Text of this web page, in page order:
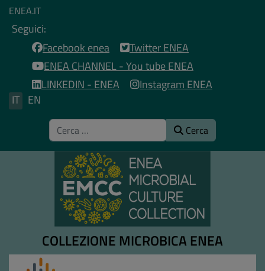
ENEA.IT
Seguici:
Facebook enea
Twitter ENEA
ENEA CHANNEL - You tube ENEA
LINKEDIN - ENEA
Instagram ENEA
Seleziona la tua lingua
IT EN
Cerca
Cerca
COLLEZIONE MICROBICA ENEA